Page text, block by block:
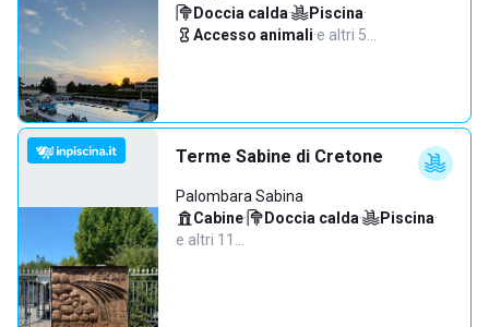
Doccia calda· Piscina·
Accesso animali·e altri 5…
Terme Sabine di Cretone
Palombara Sabina
Cabine· Doccia calda· Piscina·
e altri 11…